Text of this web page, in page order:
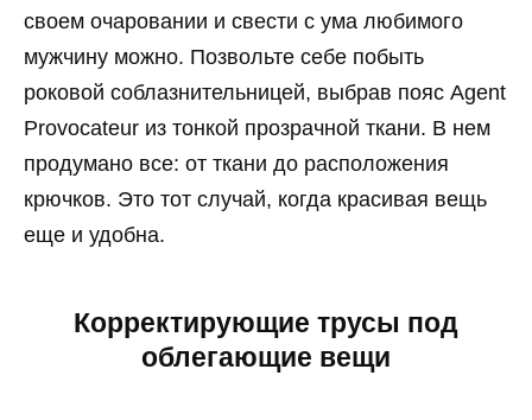
своем очаровании и свести с ума любимого
мужчину можно. Позвольте себе побыть
роковой соблазнительницей, выбрав пояс Agent
Provocateur из тонкой прозрачной ткани. В нем
продумано все: от ткани до расположения
крючков. Это тот случай, когда красивая вещь
еще и удобна.
Корректирующие трусы под
облегающие вещи